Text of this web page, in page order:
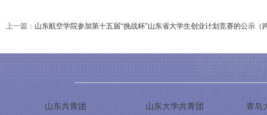
上一篇： 山东航空学院参加第十五届“挑战杯”山东省大学生创业计划竞赛的公示（
山东共青团 山东大学共青团 青岛